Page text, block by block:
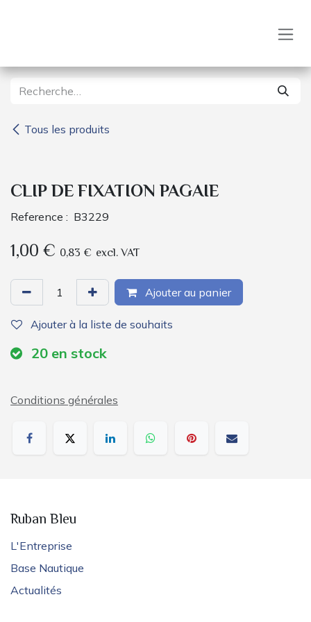
Tous les produits
CLIP DE FIXATION PAGAIE
Reference : B3229
1,00€ 0,83 € excl. VAT
Ajouter au panier
Ajouter à la liste de souhaits
20 en stock
Conditions générales
Ruban Bleu
L'Entreprise
Base Nautique
Actualités